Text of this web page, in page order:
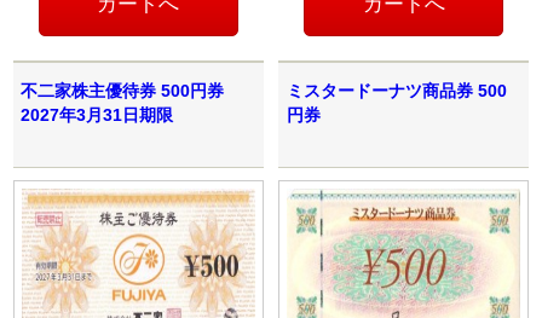
不二家株主優待券 500円券
2027年3月31日期限
ミスタードーナツ商品券 500
円券